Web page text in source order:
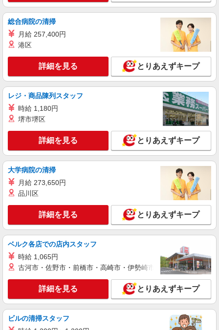
実働5時間〜最大7.5時間(実働6時間を超過する場
合は別途休憩あり)×週2日から相談OK！
キープ 詳細を見る
契約社員
《VMD》 KISARAZU CONCEPT STORE 【株式会社Style Agent】
VMD(ビジュアルマーチャンダイザ
ー)/KISARAZU CONCEPT STORE
■月給210,000円〜250,000円 □能力、経験を考
慮します 頑張りに応じて昇給の可能性あり □別
途交通費全額支給 □役職任用時、各種手当あり
千葉県木更津市金田東2丁目9番1 《KISARAZU
詳細を見る
契約社員
《店長候補生》 アシックスウォーキング 三井アウトレットパーク
木更津店 株式会社StyleAgent
シューズ販売スタッフ/asics WALKING
■契約社員：月給280,000円〜320,000円 □能
力、経験を考慮します 頑張りに応じて昇給の可
能性あり □別途交通費全額支給 □別途役職手当あ
り
千葉県木更津市金田東3-1-1 《asics
WALKING 三井アウトレットパーク木更津店》
キープ
アルバイト
エスニック・アジアン雑貨ショップでの販売ス
時給1,150円〜 ※試用期間3ヶ月（同給与） ★
昇給有
総合病院の清掃
月給 257,400円
港区
詳細を見る とりあえずキープ
レジ・商品陳列スタッフ
時給 1,180円
堺市堺区
詳細を見る とりあえずキープ
大学病院の清掃
月給 273,650円
品川区
詳細を見る とりあえずキープ
ベルク各店での店内スタッフ
時給 1,065円
古河市・佐野市・前橋市・高崎市・伊勢崎市・太田市・館林市
詳細を見る とりあえずキープ
ビルの清掃スタッフ